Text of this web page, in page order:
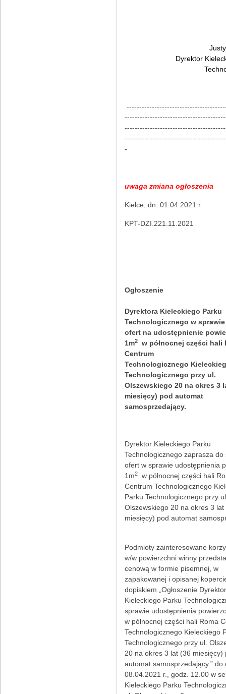
Dyrektor
-
uwaga zmiana ogłoszenia
Kielce, dn. 01.04.2021 r.
KPT-DZI.221.11.2021
Ogłoszenie
Dyrektora Kieleckiego Parku
Technologicznego w
ofert na udostępnienie
1m2
w północnej części hali
Centrum
Technologicznego
Technologicznego przy ul.
Olszewskiego 20 na okres 3
miesięcy) pod automat
samosprzedający.
Dyrektor Kieleckiego Parku
Technologicznego zaprasza do
ofert w sprawie udostępnienia
1m2
w północnej części hali
Centrum Technologicznego
Parku Technologicznego przy
Olszewskiego 20 na okres 3 lat
miesięcy) pod automat
Podmioty zainteresowane
w/w powierzchni winny
cenową w formie pisemnej, w
zapakowanej i opisanej
dopiskiem „Ogłoszenie
Kieleckiego Parku
sprawie udostępnienia
w północnej części hali Roma
Technologicznego Kieleckiego
Technologicznego przy ul.
20 na okres 3 lat (36 miesięcy)
automat samosprzedający.” do
08.04.2021 r., godz. 12.00 w
Kieleckiego Parku